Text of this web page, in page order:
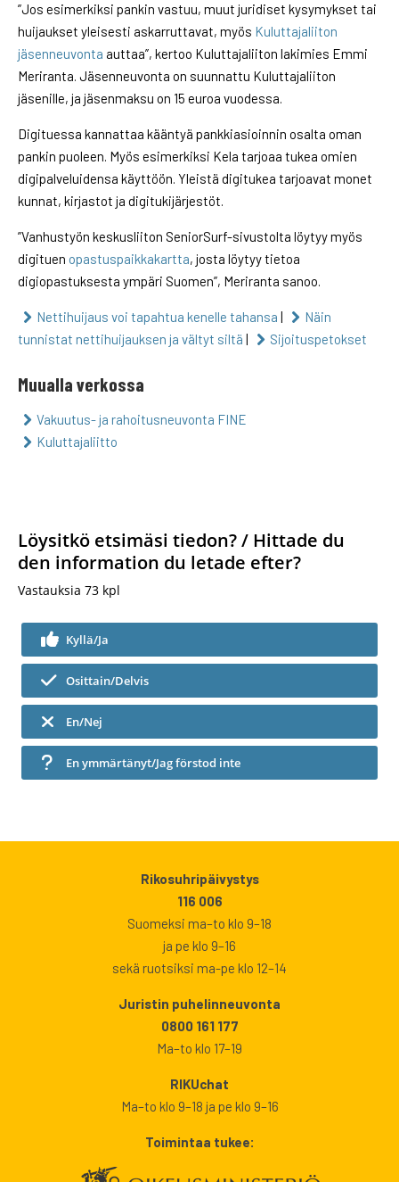
”Jos esimerkiksi pankin vastuu, muut juridiset kysymykset tai
huijaukset yleisesti askarruttavat, myös Kuluttajaliiton
jäsenneuvonta auttaa”, kertoo Kuluttajaliiton lakimies Emmi
Meriranta. Jäsenneuvonta on suunnattu Kuluttajaliiton
jäsenille, ja jäsenmaksu on 15 euroa vuodessa.
Digituessa kannattaa kääntyä pankkiasioinnin osalta oman
pankin puoleen. Myös esimerkiksi Kela tarjoaa tukea omien
digipalveluidensa käyttöön. Yleistä digitukea tarjoavat monet
kunnat, kirjastot ja digitukijärjestöt.
”Vanhustyön keskusliiton SeniorSurf-sivustolta löytyy myös
digituen opastuspaikkakartta, josta löytyy tietoa
digiopastuksesta ympäri Suomen”, Meriranta sanoo.
Nettihuijaus voi tapahtua kenelle tahansa |
Näin
tunnistat nettihuijauksen ja vältyt siltä | Sijoituspetokset
Muualla verkossa
Vakuutus- ja rahoitusneuvonta FINE
Kuluttajaliitto
Löysitkö etsimäsi tiedon? / Hittade du
den information du letade efter?
Vastauksia 73 kpl
Kyllä/Ja
Osittain/Delvis
En/Nej
En ymmärtänyt/Jag förstod inte
Rikosuhripäivystys
116 006
Suomeksi ma–to klo 9–18
ja pe klo 9–16
sekä ruotsiksi ma-pe klo 12–14
Juristin puhelinneuvonta
0800 161 177
Ma–to klo 17–19
RIKUchat
Ma–to klo 9–18 ja pe klo 9–16
Toimintaa tukee: